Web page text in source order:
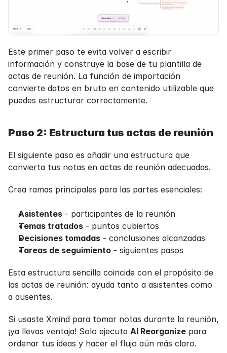
Este primer paso te evita volver a escribir
información y construye la base de tu plantilla de
actas de reunión. La función de importación
convierte datos en bruto en contenido utilizable que
puedes estructurar correctamente.
Paso 2: Estructura tus actas de reunión
El siguiente paso es añadir una estructura que
convierta tus notas en actas de reunión adecuadas.
Crea ramas principales para las partes esenciales:
Asistentes - participantes de la reunión
Temas tratados - puntos cubiertos
Decisiones tomadas - conclusiones alcanzadas
Tareas de seguimiento - siguientes pasos
Esta estructura sencilla coincide con el propósito de
las actas de reunión: ayuda tanto a asistentes como
a ausentes.
Si usaste Xmind para tomar notas durante la reunión,
¡ya llevas ventaja! Solo ejecuta AI Reorganize para
ordenar tus ideas y hacer el flujo aún más claro.